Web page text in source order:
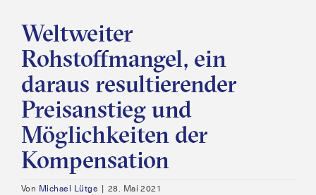
Weltweiter
Rohstoffmangel, ein
daraus resultierender
Preisanstieg und
Möglichkeiten der
Kompensation
Von Michael Lütge | 28. Mai 2021